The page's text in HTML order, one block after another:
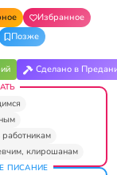
Избранное
Позже
Сделано в
клирошанам
ПИСАНИЕ